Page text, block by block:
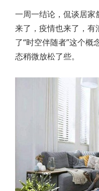
一周一结论，侃谈居家
来了，疫情也来了，有
了“时空伴随者”这个
态稍微放松了些。